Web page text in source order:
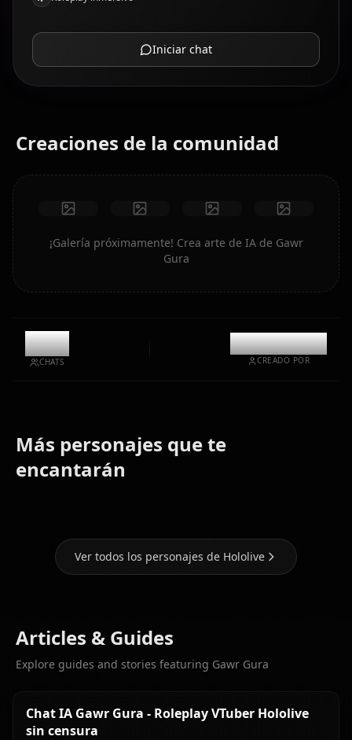
Iniciar chat
Creaciones de la comunidad
¡Galería próximamente! Crea arte de IA de Gawr
Gura
10k
CHATS
@kinayymon
CREADO POR
Más personajes que te
encantarán
Houshou
Ver todos los personajes de Hololive
Articles & Guides
Explore guides and stories featuring Gawr Gura
Chat IA Gawr Gura - Roleplay VTuber Hololive
sin censura